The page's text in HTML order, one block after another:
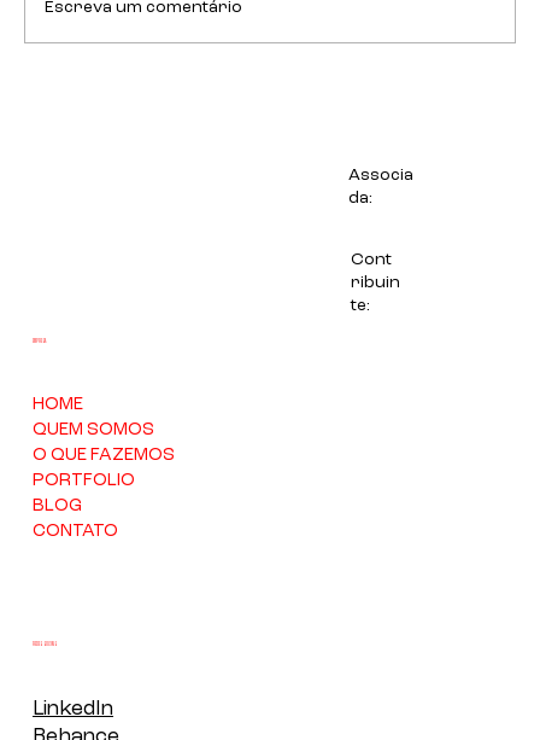
Escreva um comentário
Associa
da:
Cont
ribuin
te:
HOME
QUEM SOMOS
O QUE FAZEMOS
PORTFOLIO
BLOG
CONTATO
EMPRESA
REDES SOCIAIS
LinkedIn